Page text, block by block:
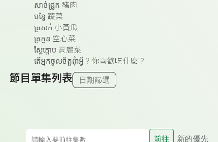
សាច់ជ្រូក 豬肉
បន្លែ 蔬菜
ត្រសក់ 小黃瓜
ត្រកួន 空心菜
ស្ពៃក្តោប 高麗菜
តើអ្នកចូលចិត្តពុំាអ្វី ? 你喜歡吃什麼 ?
節目單集列表 日期篩選
前往 新的優先